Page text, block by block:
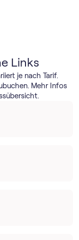
Links
je nach Tarif.
Mehr Infos